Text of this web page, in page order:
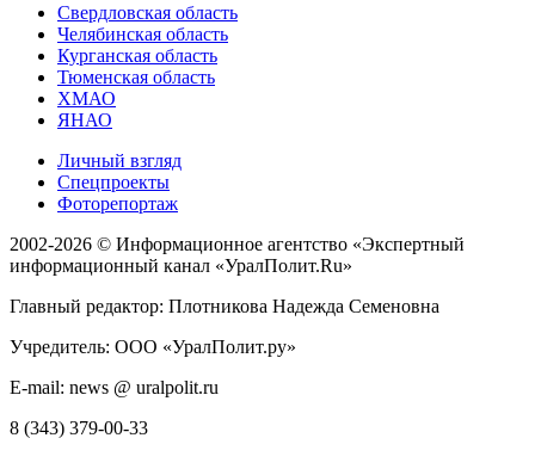
Свердловская область
Челябинская область
Курганская область
Тюменская область
ХМАО
ЯНАО
Личный взгляд
Спецпроекты
Фоторепортаж
2002-2026 © Информационное агентство «Экспертный
информационный канал «УралПолит.Ru»
Главный редактор: Плотникова Надежда Семеновна
Учредитель: ООО «УралПолит.ру»
E-mail: news @ uralpolit.ru
8 (343) 379-00-33